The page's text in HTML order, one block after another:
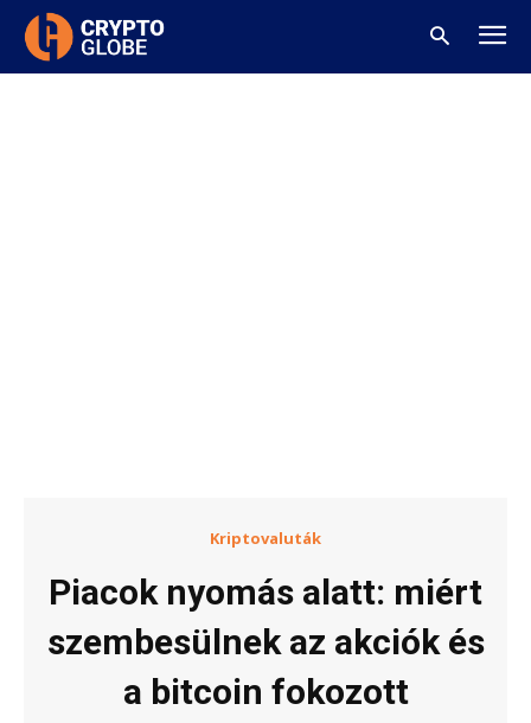
Kriptovaluták
Piacok nyomás alatt: miért
szembesülnek az akciók és
a bitcoin fokozott